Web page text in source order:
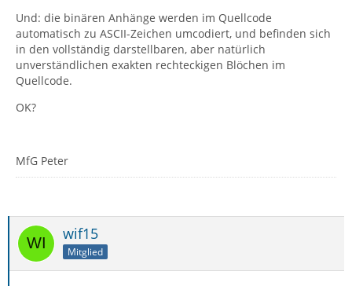
Und: die binären Anhänge werden im Quellcode
automatisch zu ASCII-Zeichen umcodiert, und befinden sich
in den vollständig darstellbaren, aber natürlich
unverständlichen exakten rechteckigen Blöchen im
Quellcode.
OK?
MfG Peter
wif15
Mitglied